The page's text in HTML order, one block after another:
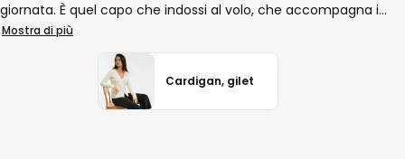
giornata. È quel capo che indossi al volo, che accompagna i
tuoi ritmi e si adatta ai momenti che cambiano. La nostra
selezione di maglioni nasce proprio da qui: modelli pensati per
stare bene addosso e farti sentire a tuo agio, dalla mattina alla
sera. Le linee sono studiate per valorizzare la figura senza
costringere. Le maniche seguono i movimenti, lo scollo
Mostra di più
Cardigan, gilet